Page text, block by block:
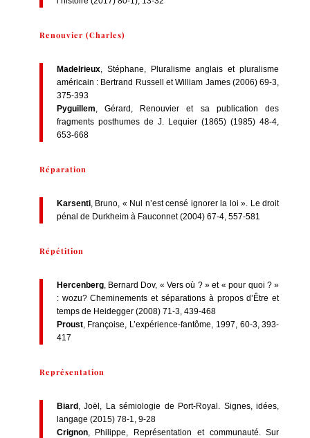
Renouvier (Charles)
Madelrieux, Stéphane, Pluralisme anglais et pluralisme
américain : Bertrand Russell et William James (2006) 69-3,
375-393
Pyguillem, Gérard, Renouvier et sa publication des
fragments posthumes de J. Lequier (1865) (1985) 48-4,
653-668
Réparation
Karsenti, Bruno, « Nul n’est censé ignorer la loi ». Le droit
pénal de Durkheim à Fauconnet (2004) 67-4, 557-581
Répétition
Hercenberg, Bernard Dov, « Vers où ? » et « pour quoi ? »
: wozu? Cheminements et séparations à propos d’Être et
temps de Heidegger (2008) 71-3, 439-468
Proust, Françoise, L’expérience-fantôme, 1997, 60-3, 393-
417
Représentation
Biard , Joël, La sémiologie de Port-Royal. Signes, idées,
langage (2015) 78-1, 9-28
Crignon, Philippe, Représentation et communauté. Sur